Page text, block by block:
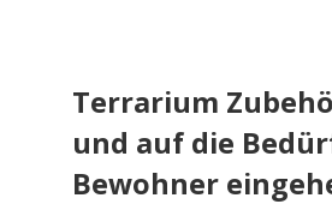
Terrarium
und auf die
Bewohner